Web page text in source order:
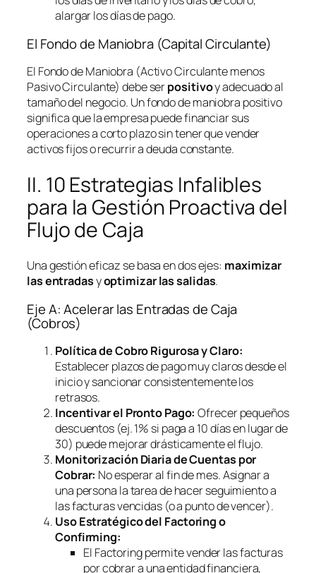
alargar los días de pago.
El Fondo de Maniobra (Capital Circulante)
El Fondo de Maniobra (Activo Circulante menos
Pasivo Circulante) debe serpositivoy adecuado al
tamaño del negocio. Un fondo de maniobra positivo
significa que la empresa puede financiar sus
operaciones a corto plazo sin tener que vender
activos fijos o recurrir a deuda constante.
II. 10 Estrategias Infalibles
para la Gestión Proactiva del
Flujo de Caja
Una gestión eficaz se basa en dos ejes: maximizar
las entradasyoptimizar las salidas.
Eje A: Acelerar las Entradas de Caja
(Cobros)
Política de Cobro Rigurosa y Claro:
Establecer plazos de pago muy claros desde el
inicio y sancionar consistentemente los
retrasos.
Incentivar el Pronto Pago: Ofrecer pequeños
descuentos (ej. 1% si paga a 10 días en lugar de
30) puede mejorar drásticamente el flujo.
Monitorización Diaria de Cuentas por
Cobrar: No esperar al fin de mes. Asignar a
una persona la tarea de hacer seguimiento a
las facturas vencidas (o a punto de vencer).
Uso Estratégico del Factoringo
Confirming:
El Factoringpermite vender las facturas
por cobrar a una entidad financiera,